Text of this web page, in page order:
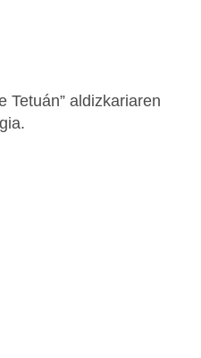
Tetuán” aldizkariaren